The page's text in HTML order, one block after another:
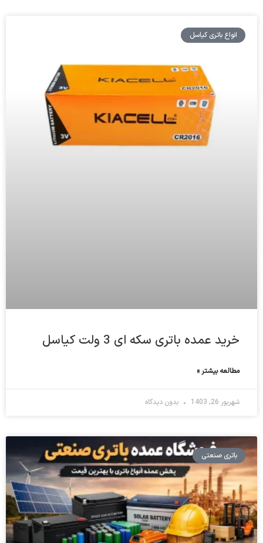
انواع باتری کیاسل
خرید عمده باتری سکه ای 3 ولت کیاسل
مطالعه بیشتر »
شهریور 26, 1403 بدون دیدگاه
باتری صنعتی